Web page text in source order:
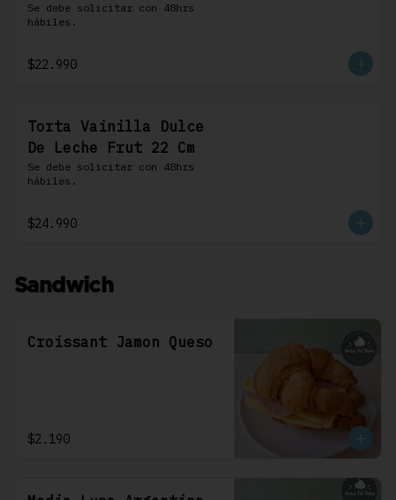
Se debe solicitar con 48hrs
hábiles.
$22.990
Torta Vainilla Dulce
De Leche Frut 22 Cm
Se debe solicitar con 48hrs
hábiles.
$24.990
Sandwich
Croissant Jamon Queso
$2.190